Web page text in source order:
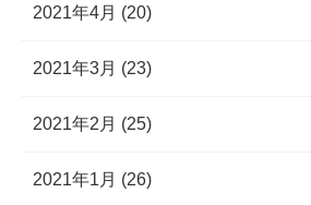
2021年4月 (20)
2021年3月 (23)
2021年2月 (25)
2021年1月 (26)